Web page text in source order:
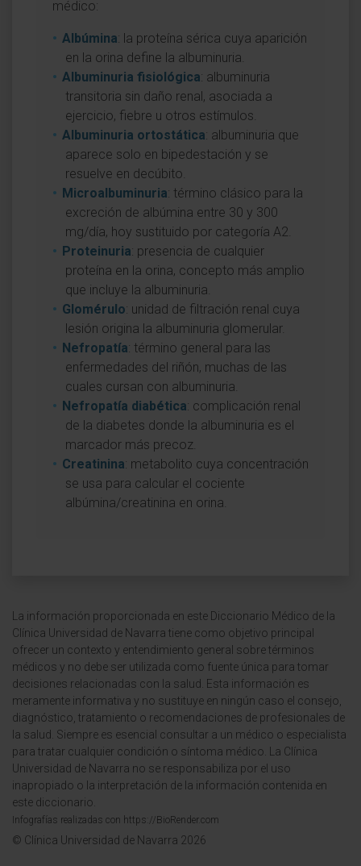
médico:
Albúmina: la proteína sérica cuya aparición
en la orina define la albuminuria.
Albuminuria fisiológica: albuminuria
transitoria sin daño renal, asociada a
ejercicio, fiebre u otros estímulos.
Albuminuria ortostática: albuminuria que
aparece solo en bipedestación y se
resuelve en decúbito.
Microalbuminuria: término clásico para la
excreción de albúmina entre 30 y 300
mg/día, hoy sustituido por categoría A2.
Proteinuria: presencia de cualquier
proteína en la orina, concepto más amplio
que incluye la albuminuria.
Glomérulo: unidad de filtración renal cuya
lesión origina la albuminuria glomerular.
Nefropatía: término general para las
enfermedades del riñón, muchas de las
cuales cursan con albuminuria.
Nefropatía diabética: complicación renal
de la diabetes donde la albuminuria es el
marcador más precoz.
Creatinina: metabolito cuya concentración
se usa para calcular el cociente
albúmina/creatinina en orina.
La información proporcionada en este Diccionario Médico de la
Clínica Universidad de Navarra tiene como objetivo principal
ofrecer un contexto y entendimiento general sobre términos
médicos y no debe ser utilizada como fuente única para tomar
decisiones relacionadas con la salud. Esta información es
meramente informativa y no sustituye en ningún caso el consejo,
diagnóstico, tratamiento o recomendaciones de profesionales de
la salud. Siempre es esencial consultar a un médico o especialista
para tratar cualquier condición o síntoma médico. La Clínica
Universidad de Navarra no se responsabiliza por el uso
inapropiado o la interpretación de la información contenida en
este diccionario.
Infografías realizadas con https://BioRender.com
© Clínica Universidad de Navarra 2026